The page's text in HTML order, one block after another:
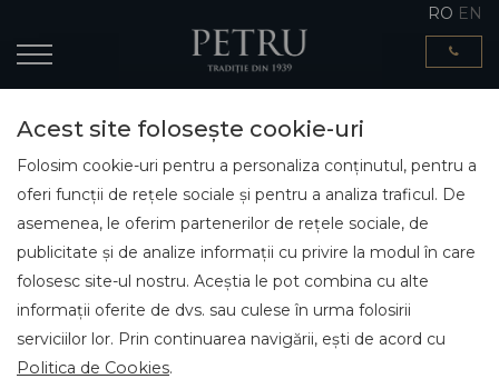
RO EN
Acest site folosește cookie-uri
Folosim cookie-uri pentru a personaliza conținutul, pentru a
oferi funcții de rețele sociale și pentru a analiza traficul. De
asemenea, le oferim partenerilor de rețele sociale, de
publicitate și de analize informații cu privire la modul în care
folosesc site-ul nostru. Aceștia le pot combina cu alte
informații oferite de dvs. sau culese în urma folosirii
serviciilor lor. Prin continuarea navigării, ești de acord cu
Politica de Cookies.